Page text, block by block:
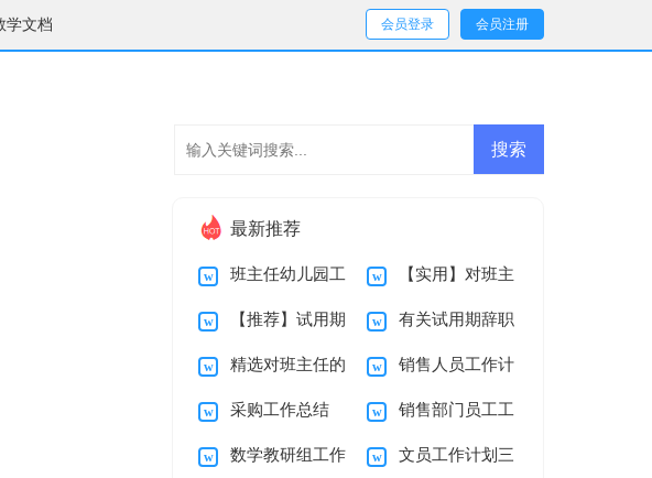
学文档 会员登录 会员注册
最新推荐
班主任幼儿园工
作计划集合九篇
【实用】对班主
任的工作计划集合8
篇
【推荐】试用期
辞职报告四篇
有关试用期辞职
报告汇编九篇
精选对班主任的
工作计划模板集合5
篇
销售人员工作计
划
采购工作总结 销售部门员工工
作计划
数学教研组工作 文员工作计划三